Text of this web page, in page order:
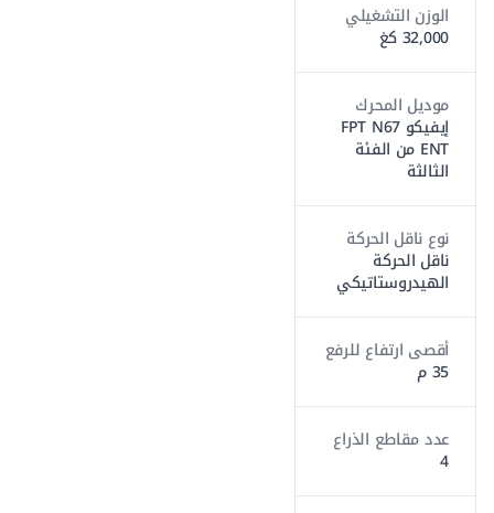
الوزن التشغيلي
32,000 كغ
موديل المحرك
إيفيكو FPT N67
ENT من الفئة
الثالثة
نوع ناقل الحركة
ناقل الحركة
الهيدروستاتيكي
أقصى ارتفاع للرفع
35 م
عدد مقاطع الذراع
4